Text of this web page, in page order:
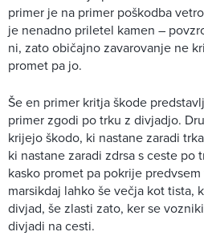
primer je na primer poškodba
je nenadno priletel kamen –
ni, zato običajno zavarovanje ne
promet pa jo.
Še en primer kritja škode
primer zgodi po trku z divjadjo.
krijejo škodo, ki nastane zaradi
ki nastane zaradi zdrsa s ceste po
kasko promet pa pokrije
marsikdaj lahko še večja kot tista,
divjad, še zlasti zato, ker se
divjadi na cesti.